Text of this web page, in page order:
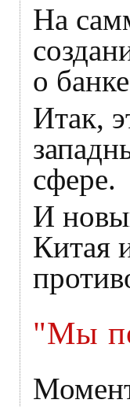
На
о
Итак,
сфере.
И
Китая
"Мы